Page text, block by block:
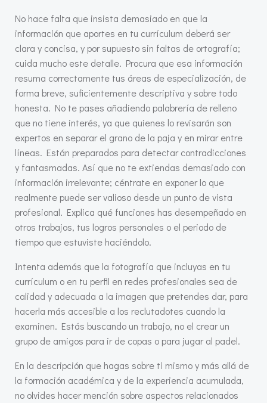
No hace falta que insista demasiado en que la
información que aportes en tu currículum deberá ser
clara y concisa, y por supuesto sin faltas de ortografía;
cuida mucho este detalle. Procura que esa información
resuma correctamente tus áreas de especialización, de
forma breve, suficientemente descriptiva y sobre todo
honesta. No te pases añadiendo palabrería de relleno
que no tiene interés, ya que quienes lo revisarán son
expertos en separar el grano de la paja y en mirar entre
líneas. Están preparados para detectar contradicciones
y fantasmadas. Así que no te extiendas demasiado con
información irrelevante; céntrate en exponer lo que
realmente puede ser valioso desde un punto de vista
profesional. Explica qué funciones has desempeñado en
otros trabajos, tus logros personales o el periodo de
tiempo que estuviste haciéndolo.
Intenta además que la fotografía que incluyas en tu
currículum o en tu perfil en redes profesionales sea de
calidad y adecuada a la imagen que pretendes dar, para
hacerla más accesible a los reclutadotes cuando la
examinen. Estás buscando un trabajo, no el crear un
grupo de amigos para ir de copas o para jugar al padel.
En la descripción que hagas sobre ti mismo y más allá de
la formación académica y de la experiencia acumulada,
no olvides hacer mención sobre aspectos relacionados